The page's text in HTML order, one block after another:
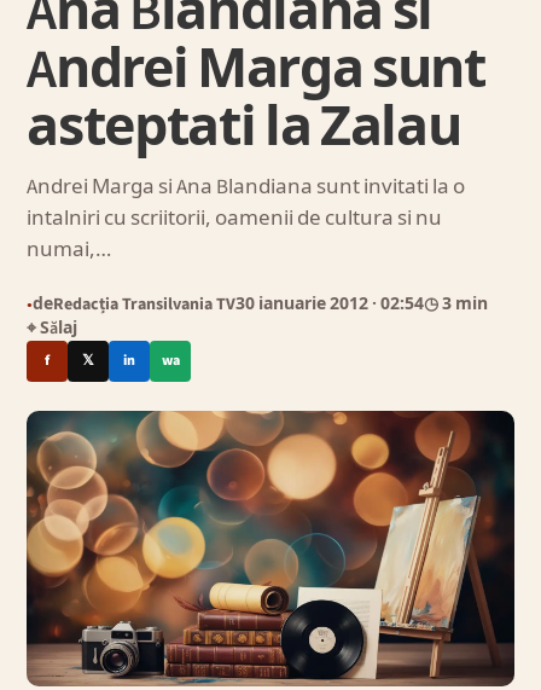
Andrei Marga sunt
asteptati la Zalau
Andrei Marga si Ana Blandiana sunt invitati la o
intalniri cu scriitorii, oamenii de cultura si nu
numai,…
●deRedacția Transilvania TV30 ianuarie 2012 · 02:54◷ 3 min
⌖ Sălaj
f 𝕏 in wa